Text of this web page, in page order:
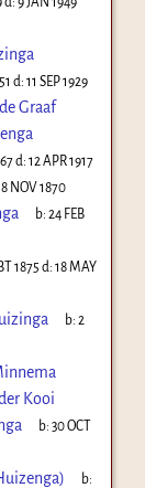
d:11 SEP 1929
Graaf
d:12 APR 1917
8 NOV 1870
b:24 FEB
1875 d:18 MAY
b:2
Kooi
b:30 OCT
b: